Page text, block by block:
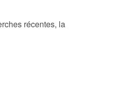
récentes, la